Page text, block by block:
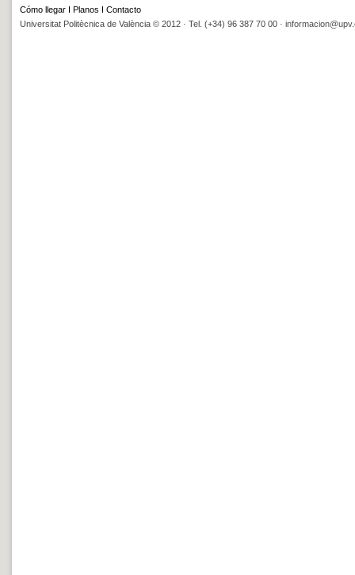
Cómo llegar Planos
Contacto
Universitat Politècnica de València © 2012 · Tel. (+34) 96 387 70 00 ·